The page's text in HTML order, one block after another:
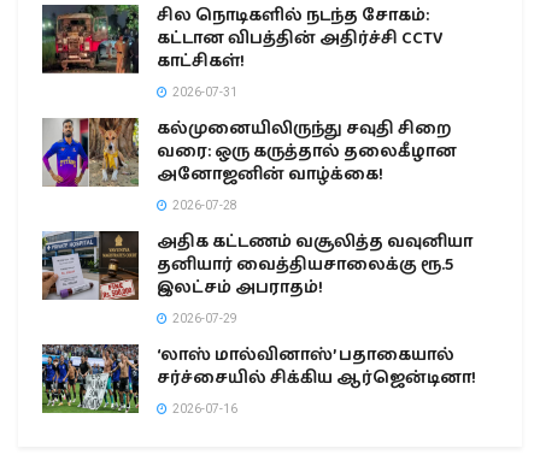
சில நொடிகளில் நடந்த சோகம்:
கட்டான விபத்தின் அதிர்ச்சி CCTV
காட்சிகள்!
2026-07-31
கல்முனையிலிருந்து சவுதி சிறை
வரை: ஒரு கருத்தால் தலைகீழான
அனோஜனின் வாழ்க்கை!
2026-07-28
அதிக கட்டணம் வசூலித்த வவுனியா
தனியார் வைத்தியசாலைக்கு ரூ.5
இலட்சம் அபராதம்!
2026-07-29
‘லாஸ் மால்வினாஸ்’ பதாகையால்
சர்ச்சையில் சிக்கிய ஆர்ஜென்டினா!
2026-07-16